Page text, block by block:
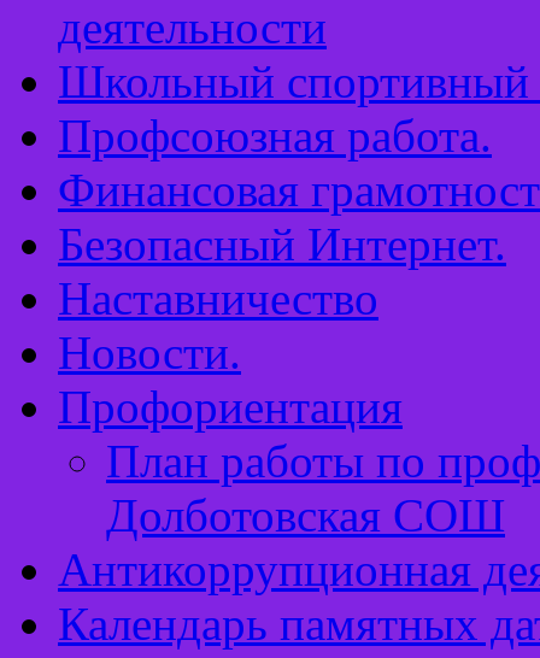
деятельности
Школьный спортивный
Профсоюзная работа.
Финансовая
Безопасный Интернет.
Наставничество
Новости.
Профориентация
План работы по
Долботовская СОШ
Антикоррупционная
Календарь памятных